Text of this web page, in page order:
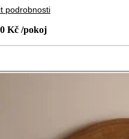
podrobnosti
Kč /pokoj